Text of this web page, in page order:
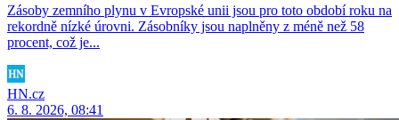
Zásoby zemního plynu v Evropské unii jsou pro toto období roku na
rekordně nízké úrovni. Zásobníky jsou naplněny z méně než 58
procent, což je...
HN.cz
6. 8. 2026, 08:41